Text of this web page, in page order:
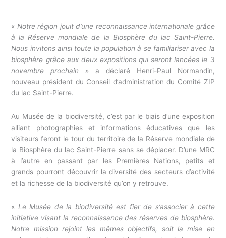
« Notre région jouit d’une reconnaissance internationale grâce
à la Réserve mondiale de la Biosphère du lac Saint-Pierre.
Nous invitons ainsi toute la population à se familiariser avec la
biosphère grâce aux deux expositions qui seront lancées le 3
novembre prochain » a déclaré Henri-Paul Normandin,
nouveau président du Conseil d’administration du Comité ZIP
du lac Saint-Pierre.
Au Musée de la biodiversité, c’est par le biais d’une exposition
alliant photographies et informations éducatives que les
visiteurs feront le tour du territoire de la Réserve mondiale de
la Biosphère du lac Saint-Pierre sans se déplacer. D’une MRC
à l’autre en passant par les Premières Nations, petits et
grands pourront découvrir la diversité des secteurs d’activité
et la richesse de la biodiversité qu’on y retrouve.
« Le Musée de la biodiversité est fier de s’associer à cette
initiative visant la reconnaissance des réserves de biosphère.
Notre mission rejoint les mêmes objectifs, soit la mise en